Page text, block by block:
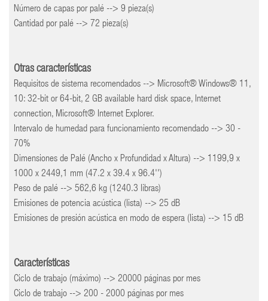
Número de capas por palé --> 9 pieza(s)
Cantidad por palé --> 72 pieza(s)
Otras características
Requisitos de sistema recomendados --> Microsoft® Windows® 11,
10: 32-bit or 64-bit, 2 GB available hard disk space, Internet
connection, Microsoft® Internet Explorer.
Intervalo de humedad para funcionamiento recomendado --> 30 -
70%
Dimensiones de Palé (Ancho x Profundidad x Altura) --> 1199,9 x
1000 x 2449,1 mm (47.2 x 39.4 x 96.4'')
Peso de palé --> 562,6 kg (1240.3 libras)
Emisiones de potencia acústica (lista) --> 25 dB
Emisiones de presión acústica en modo de espera (lista) --> 15 dB
Características
Ciclo de trabajo (máximo) --> 20000 páginas por mes
Ciclo de trabajo --> 200 - 2000 páginas por mes